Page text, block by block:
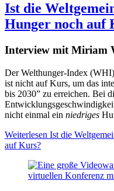
Ist die
Hunger noch auf
Interview mit Miriam
Der Welthunger-Index
ist nicht auf Kurs, um das
bis 2030” zu erreichen. Bei
nicht einmal ein niedriges
Weiterlesen Ist die
auf Kurs?